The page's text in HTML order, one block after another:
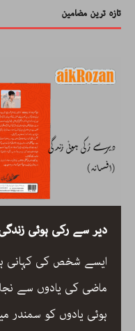
تازہ ترین مضامین
دیر سے رکی ہوئی
ایسے شخص کی کہانی
ماضی کی یادوں سے
ہوئی یادوں کو سمندر